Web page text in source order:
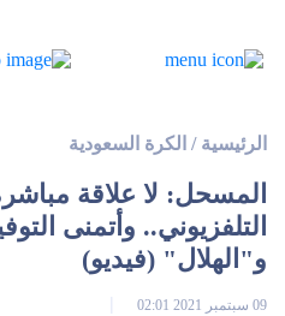
الرئيسية / الكرة السعودية
المسحل: لا علاقة
التلفزيوني.. وأتمنى
و"الهلال" (فيديو)
09 سبتمبر 2021 02:01